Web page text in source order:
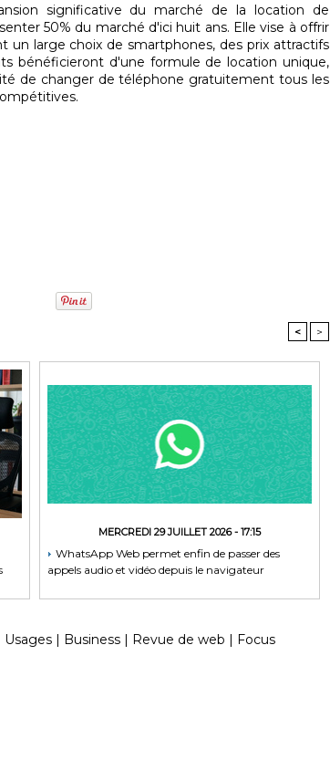
significative du marché de la location de
50% du marché d'ici huit ans. Elle vise à offrir
un large choix de smartphones, des prix attractifs
bénéficieront d'une formule de location unique,
de changer de téléphone gratuitement tous les
< >
MERCREDI 29 JUILLET 2026 - 17:15
WhatsApp Web permet enfin de passer des
appels audio et vidéo depuis le navigateur
Usages | Business | Revue de web | Focus